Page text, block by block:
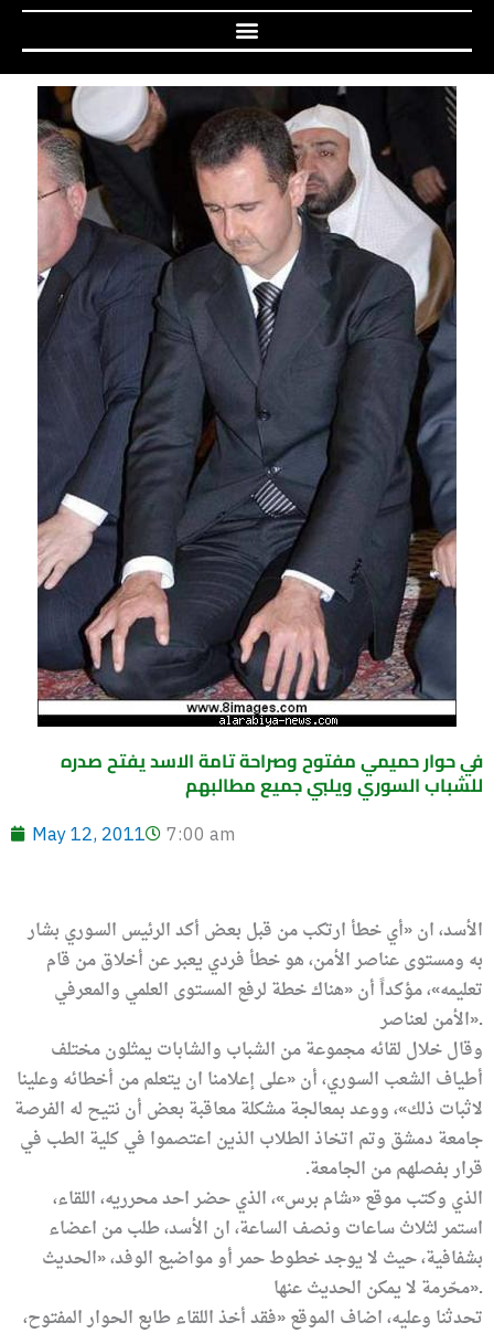
في حوار حميمي مفتوح وصراحة تامة الاسد يفتح صدره
للشباب السوري ويلبي جميع مطالبهم
May 12, 2011 7:00 am
أكد الرئيس السوري بشار الأسد، ان «أي خطأ ارتكب من قبل بعض
عناصر الأمن، هو خطأ فردي يعبر عن أخلاق من قامبه ومستوى
تعليمه»، مؤكداً أن «هناك خطة لرفع المستوى العلمي والمعرفي
لعناصر الأمن».
وقال خلال لقائه مجموعة من الشباب والشابات يمثلون مختلف
أطياف الشعب السوري، أن «على إعلامنا ان يتعلم من أخطائه وعلينا
أن نتيح له الفرصة لاثبات ذلك»، ووعد بمعالجة مشكلة معاقبة بعض
الطلاب الذين اعتصموا في كلية الطب فيجامعة دمشق وتم اتخاذ
قرار بفصلهم من الجامعة.
وكتب موقع «شام برس»، الذي حضر احد محرريه، اللقاء، الذي
استمر لثلاث ساعات ونصف الساعة، ان الأسد، طلب من اعضاء
الوفد، «الحديث بشفافية، حيث لا يوجد خطوط حمر أو مواضيع
محّرمة لا يمكن الحديث عنها».
وعليه، اضاف الموقع «فقد أخذ اللقاء طابع الحوار المفتوح، تحدثنا